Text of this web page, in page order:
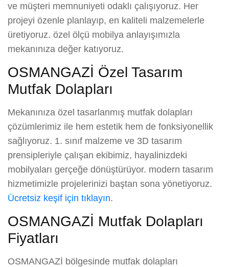
ve müşteri memnuniyeti odaklı çalışıyoruz. Her
projeyi özenle planlayıp, en kaliteli malzemelerle
üretiyoruz. özel ölçü mobilya anlayışımızla
mekanınıza değer katıyoruz.
OSMANGAZİ Özel Tasarım
Mutfak Dolapları
Mekanınıza özel tasarlanmış mutfak dolapları
çözümlerimiz ile hem estetik hem de fonksiyonellik
sağlıyoruz. 1. sınıf malzeme ve 3D tasarım
prensipleriyle çalışan ekibimiz, hayalinizdeki
mobilyaları gerçeğe dönüştürüyor. modern tasarım
hizmetimizle projelerinizi baştan sona yönetiyoruz.
Ücretsiz keşif için tıklayın.
OSMANGAZİ Mutfak Dolapları
Fiyatları
OSMANGAZİ bölgesinde mutfak dolapları